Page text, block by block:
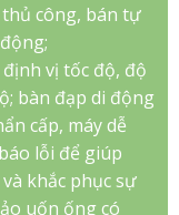
công, bán tự
vị tốc độ, độ
bàn đạp di động
cấp, máy dễ
lỗi để giúp
khắc phục sự
uốn ống có